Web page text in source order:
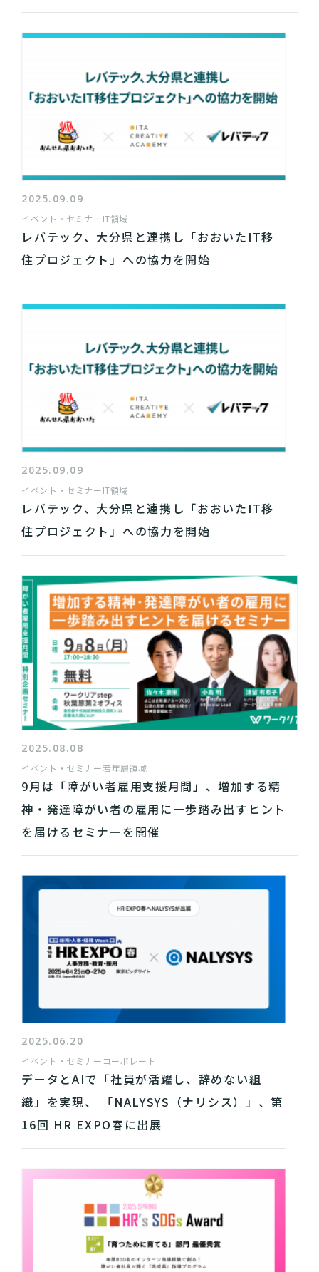
2025.09.09
イベント・セミナーIT領域
レバテック、大分県と連携し「おおいたIT移
住プロジェクト」への協力を開始
2025.09.09
イベント・セミナーIT領域
レバテック、大分県と連携し「おおいたIT移
住プロジェクト」への協力を開始
2025.08.08
イベント・セミナー若年層領域
9月は「障がい者雇用支援月間」、増加する精
神・発達障がい者の雇用に一歩踏み出すヒント
を届けるセミナーを開催
2025.06.20
イベント・セミナー コーポレート
データとAIで「社員が活躍し、辞めない組
織」を実現、 「NALYSYS（ナリシス）」、第
16回 HR EXPO春に出展